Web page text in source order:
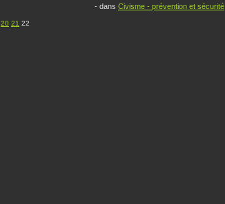
- dans Civisme - prévention et sécurité
10
20 21 22